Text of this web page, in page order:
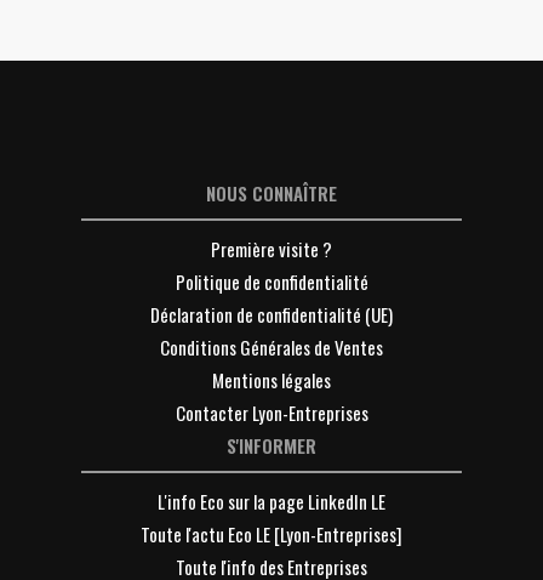
NOUS CONNAÎTRE
Première visite ?
Politique de confidentialité
Déclaration de confidentialité (UE)
Conditions Générales de Ventes
Mentions légales
Contacter Lyon-Entreprises
S'INFORMER
L'info Eco sur la page LinkedIn LE
Toute l'actu Eco LE [Lyon-Entreprises]
Toute l'info des Entreprises